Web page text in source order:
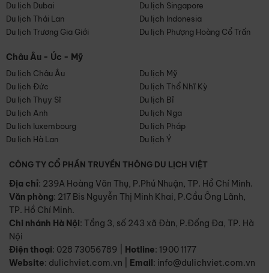
Du lịch Dubai
Du lịch Singapore
Du lịch Thái Lan
Du lịch Indonesia
Du lịch Trương Gia Giới
Du lịch Phượng Hoàng Cổ Trấn
Châu Âu - Úc - Mỹ
Du lịch Châu Âu
Du lịch Mỹ
Du lịch Đức
Du lịch Thổ Nhĩ Kỳ
Du lịch Thụy Sĩ
Du lịch Bỉ
Du lịch Anh
Du lịch Nga
Du lịch luxembourg
Du lịch Pháp
Du lịch Hà Lan
Du lịch Ý
CÔNG TY CỔ PHẦN TRUYỀN THÔNG DU LỊCH VIỆT
Địa chỉ: 239A Hoàng Văn Thụ, P.Phú Nhuận, TP. Hồ Chí Minh.
Văn phòng: 217 Bis Nguyễn Thị Minh Khai, P.Cầu Ông Lãnh,
TP. Hồ Chí Minh.
Chi nhánh Hà Nội: Tầng 3, số 243 xã Đàn, P.Đống Đa, TP. Hà
Nội
Điện thoại: 028 73056789 Hotline: 1900 1177
Website: dulichviet.com.vn Email: info@dulichviet.com.vn